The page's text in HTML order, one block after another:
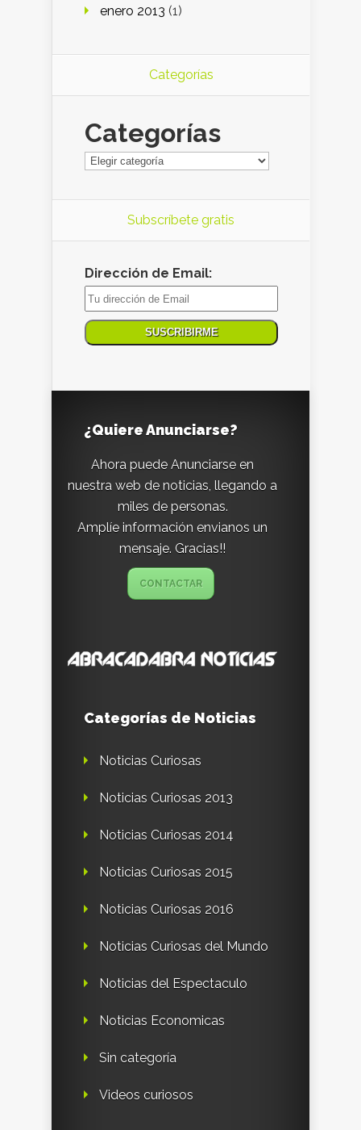
enero 2013 (1)
Categorías
Categorías
Subscríbete gratis
Dirección de Email:
¿Quiere Anunciarse?
Ahora puede Anunciarse en
nuestra web de noticias, llegando a
miles de personas.
Amplíe información envianos un
mensaje. Gracias!!
CONTACTAR
Categorías de Noticias
Noticias Curiosas
Noticias Curiosas 2013
Noticias Curiosas 2014
Noticias Curiosas 2015
Noticias Curiosas 2016
Noticias Curiosas del Mundo
Noticias del Espectaculo
Noticias Economicas
Sin categoría
Videos curiosos